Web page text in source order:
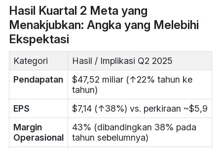
Hasil Kuartal 2 Meta yang
Menakjubkan: Angka yang Melebihi
Ekspektasi
Kategori
Hasil / Implikasi Q2 2025
Pendapatan
$47,52 miliar (↑22% tahun ke
tahun)
EPS
$7,14 (↑38%) vs. perkiraan ~$5,9
Margin
Operasional
43% (dibandingkan 38% pada
tahun sebelumnya)